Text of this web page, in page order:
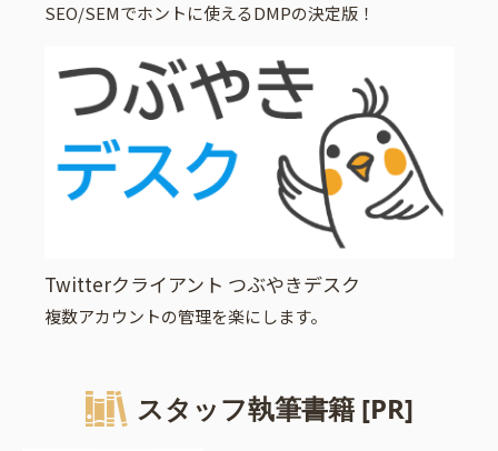
SEO/SEMでホントに使えるDMPの決定版！
Twitterクライアント つぶやきデスク
複数アカウントの管理を楽にします。
スタッフ執筆書籍 [PR]